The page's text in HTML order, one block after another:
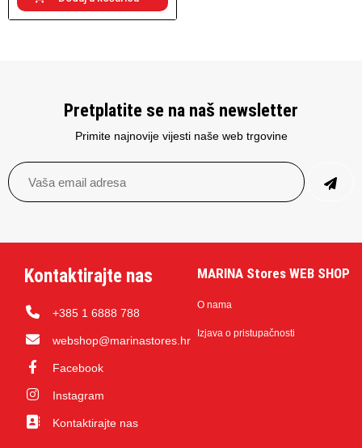
Pretplatite se na naš newsletter
Primite najnovije vijesti naše web trgovine
Kontaktirajte nas
+385 1 6888 788
webshop@marinastores.hr
Facebook
Instagram
Kontaktirajte nas
MARINA Stores WEB SHOP
O nama
Izjava o pristupačnosti